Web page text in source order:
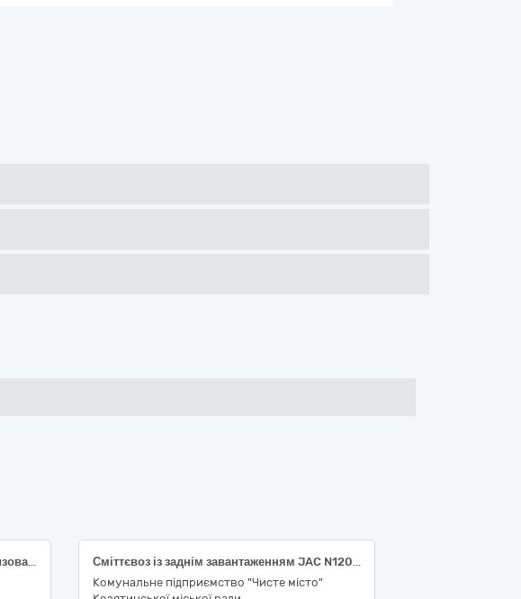
Комплекс безпілотний наземний роботизований
Сміттєвоз із заднім завантаженням JAC N120 або еквівалент
Комунальне підприємство "Чисте місто"